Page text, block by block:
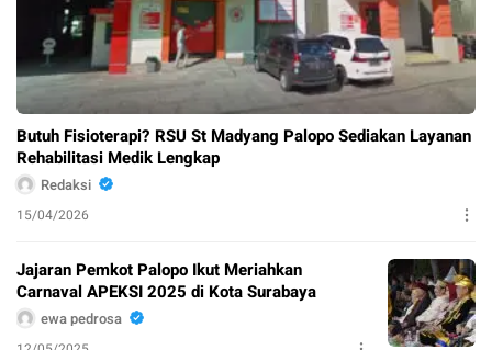
Butuh Fisioterapi? RSU St Madyang Palopo Sediakan Layanan
Rehabilitasi Medik Lengkap
Redaksi
15/04/2026
Jajaran Pemkot Palopo Ikut Meriahkan
Carnaval APEKSI 2025 di Kota Surabaya
ewa pedrosa